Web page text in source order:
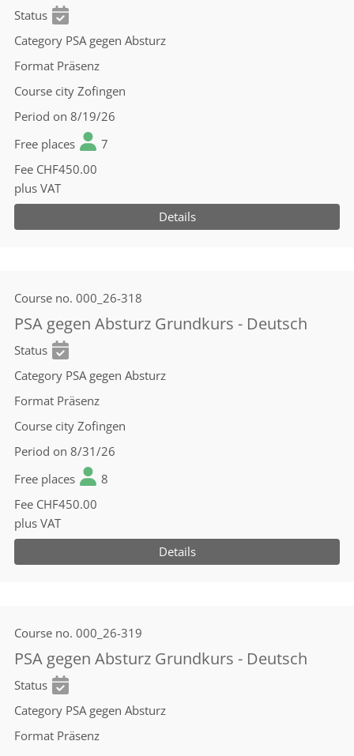
Status
Category PSA gegen Absturz
Format Präsenz
Course city Zofingen
Period on 8/19/26
Free places
7
Fee CHF450.00
plus VAT
Details
Course no. 000_26-318
PSA gegen Absturz Grundkurs - Deutsch
Status
Category PSA gegen Absturz
Format Präsenz
Course city Zofingen
Period on 8/31/26
Free places
8
Fee CHF450.00
plus VAT
Details
Course no. 000_26-319
PSA gegen Absturz Grundkurs - Deutsch
Status
Category PSA gegen Absturz
Format Präsenz